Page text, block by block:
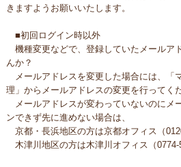
きますようお願いいたします。
■初回ログイン時以外
機種変更などで、登録していたメールア
んか？
メールアドレスを変更した場合には、「
理」からメールアドレスの変更を行ってく
メールアドレスが変わっていないのにメ
ンできず先に進めない場合は、
京都・長浜地区の方は京都オフィス（
木津川地区の方は木津川オフィス（0774-